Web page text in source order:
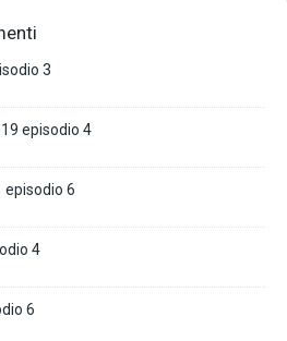
3
episodio 4
episodio 6
4
6